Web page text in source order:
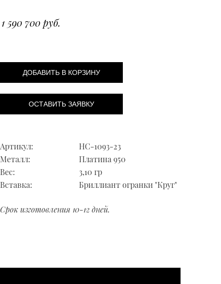
1 590 700 руб.
ДОБАВИТЬ В КОРЗИНУ
ОСТАВИТЬ ЗАЯВКУ
Артикул:
НС-1093-23
Металл:
Платина 950
Вес:
3,10 гр
Вставка:
Бриллиант огранки "Круг"
Срок изготовления 10-12 дней.